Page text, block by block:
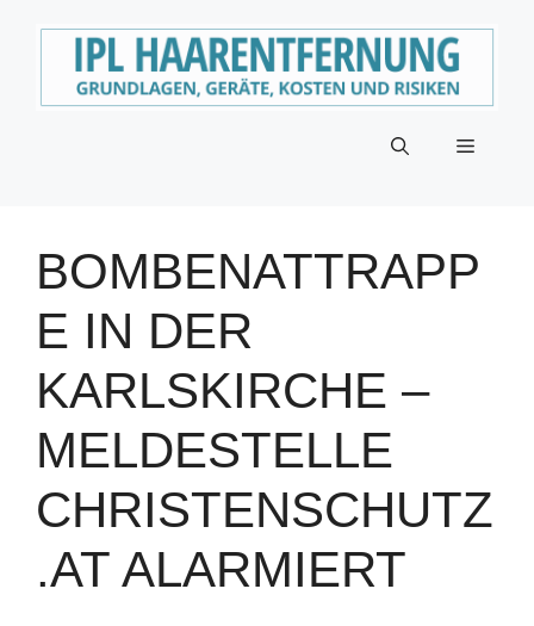
Menü
BOMBENATTRAPP
E IN DER
KARLSKIRCHE –
MELDESTELLE
CHRISTENSCHUTZ
.AT ALARMIERT